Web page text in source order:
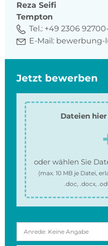
Reza Seifi
Tempton
Tel.: +49 2306
E-Mail: bewerbung-
Jetzt bewerben
Dateien
oder wählen Sie
(max. 10 MBje Datei,
.doc, .docx,